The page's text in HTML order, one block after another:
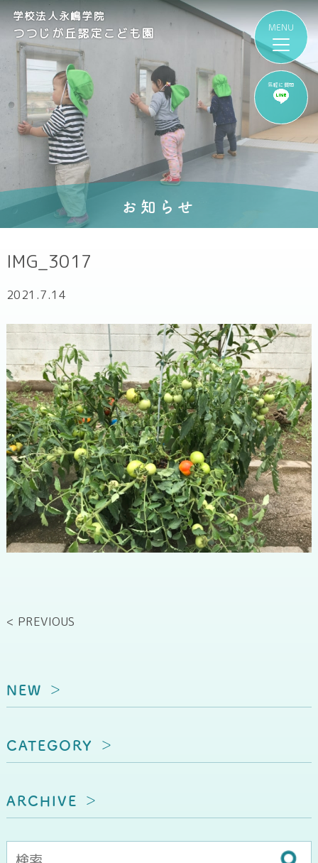
気軽に質問
学校法人永嶋学院
つつじが丘認定こども園
お知らせ
IMG_3017
2021.7.14
< PREVIOUS
NEW
CATEGORY
ARCHIVE